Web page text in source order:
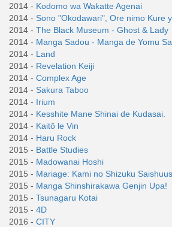
2014 - Kodomo wa Wakatte Agenai
2014 - Sono "Okodawari", Ore nimo Kure
2014 - The Black Museum - Ghost & Lady
2014 - Manga Sadou - Manga de Yomu
2014 - Land
2014 - Revelation Keiji
2014 - Complex Age
2014 - Sakura Taboo
2014 - Irium
2014 - Kesshite Mane Shinai de Kudasai.
2014 - Kaitō le Vin
2014 - Haru Rock
2015 - Battle Studies
2015 - Madowanai Hoshi
2015 - Mariage: Kami no Shizuku
2015 - Manga Shinshirakawa Genjin Upa!
2015 - Tsunagaru Kotai
2015 - 4D
2016 - CITY